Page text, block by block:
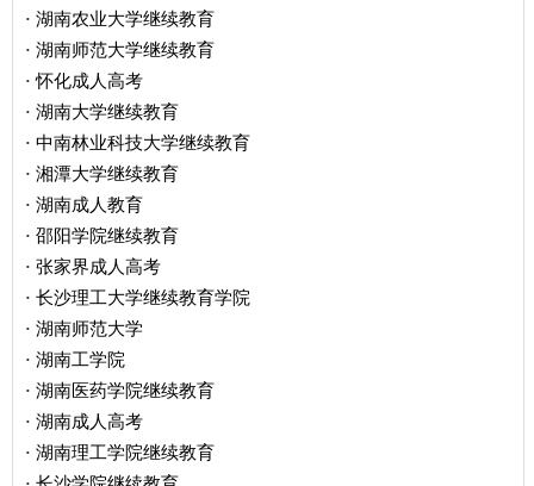
· 湖南农业大学继续教育
· 湖南师范大学继续教育
·怀化成人高考
· 湖南大学继续教育
· 中南林业科技大学继续教育
· 湘潭大学继续教育
· 湖南成人教育
· 邵阳学院继续教育
· 张家界成人高考
· 长沙理工大学继续教育学院
· 湖南师范大学
· 湖南工学院
· 湖南医药学院继续教育
· 湖南成人高考
· 湖南理工学院继续教育